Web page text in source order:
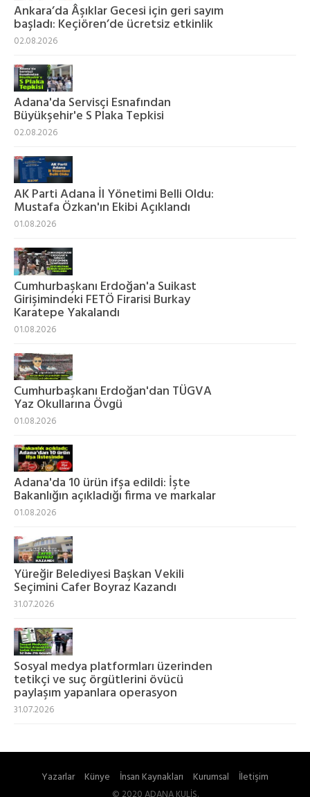
Ankara’da Âşıklar Gecesi için geri sayım
başladı: Keçiören’de ücretsiz etkinlik
02.08.2026
Adana'da Servisçi Esnafından
Büyükşehir'e S Plaka Tepkisi
02.08.2026
AK Parti Adana İl Yönetimi Belli Oldu:
Mustafa Özkan'ın Ekibi Açıklandı
01.08.2026
Cumhurbaşkanı Erdoğan'a Suikast
Girişimindeki FETÖ Firarisi Burkay
Karatepe Yakalandı
01.08.2026
Cumhurbaşkanı Erdoğan'dan TÜGVA
Yaz Okullarına Övgü
01.08.2026
Adana'da 10 ürün ifşa edildi: İşte
Bakanlığın açıkladığı firma ve markalar
01.08.2026
Yüreğir Belediyesi Başkan Vekili
Seçimini Cafer Boyraz Kazandı
31.07.2026
Sosyal medya platformları üzerinden
tetikçi ve suç örgütlerini övücü
paylaşım yapanlara operasyon
31.07.2026
Yazarlar Künye İnsan Kaynakları Kurumsal İletişim